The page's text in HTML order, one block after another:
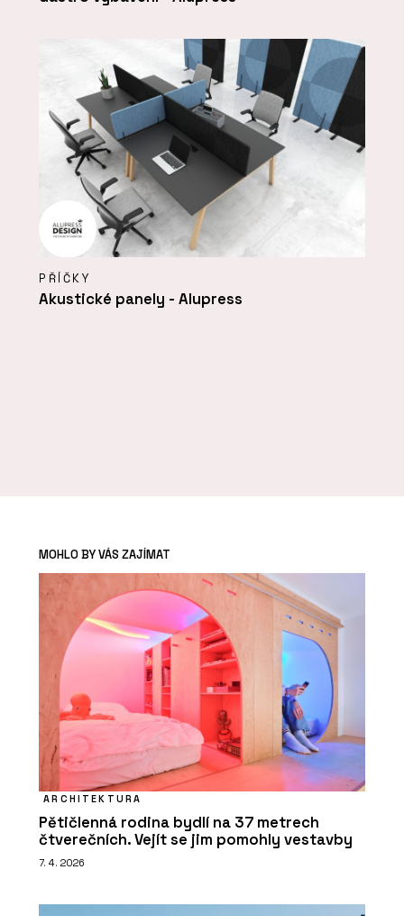
PŘÍČKY
Akustické panely - Alupress
MOHLO BY VÁS ZAJÍMAT
ARCHITEKTURA
Pětičlenná rodina bydlí na 37 metrech
čtverečních. Vejít se jim pomohly vestavby
7. 4. 2026